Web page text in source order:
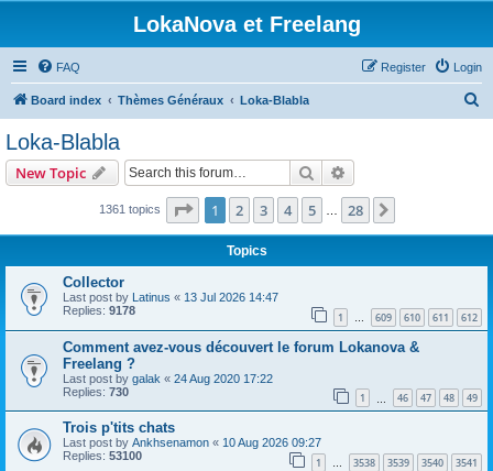
LokaNova et Freelang
FAQ Login
Register
Board index Thèmes Généraux Loka-Blabla
Loka-Blabla
New Topic Search
1361 topics Page 1of 28
1 2 3 4 5 28
Topics
Collector
Last post by Latinus « 13 Jul 2026 14:47
Replies: 9178 1 … 609 610 611 612
Comment avez-vous découvert le forum Lokanova &
Freelang ?
Last post by galak « 24 Aug 2020 17:22
Replies: 730 1 46 47 48 49
Trois p'tits chats
Last post by Ankhsenamon « 10 Aug 2026 09:27
Replies: 53100 1 … 3538 3539 3540 3541